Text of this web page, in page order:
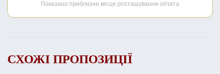
Показано приблизне місце розташування об'єкта
СХОЖІ ПРОПОЗИЦІЇ